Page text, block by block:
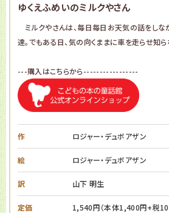
ゆくえふめいのミルクやさん
ミルクやさんは、毎日毎日お天気の話をしな
達。でもある日、気の向くままに車を走らせ知ら
---購入はこちらから-----------------
作 ロジャー・デュボアザン
絵 ロジャー・デュボアザン
訳 山下 明生
定価 1,540円（本体1,400円+税10